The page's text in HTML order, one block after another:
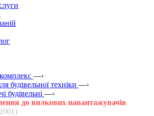
—›
будівельної техніки —›
будівельні —›
до вилкових навантажувачів